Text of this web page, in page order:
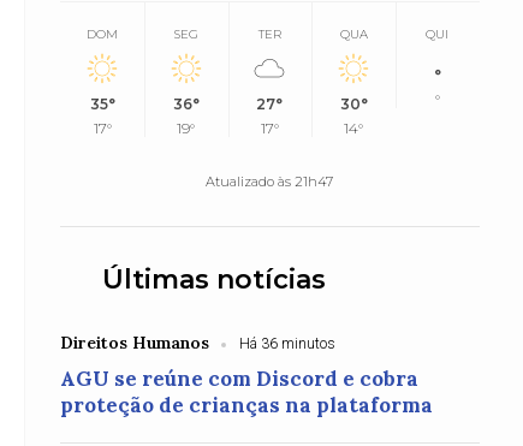
DOM
35°
17°
SEG
36°
19°
TER
27°
17°
QUA
30°
14°
QUI
°
°
Atualizado às 21h47
Últimas notícias
Direitos Humanos Há 36 minutos
AGU se reúne com Discord e cobra
proteção de crianças na plataforma